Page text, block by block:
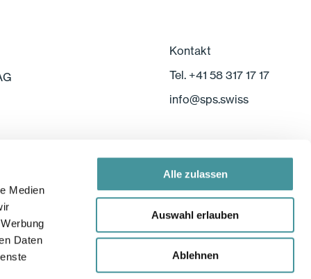
Medien
Daten
Alle zulassen
Auswahl erlauben
Ablehnen
Kontakt
Tel. +41 58 317 17 17
info@sps.swiss